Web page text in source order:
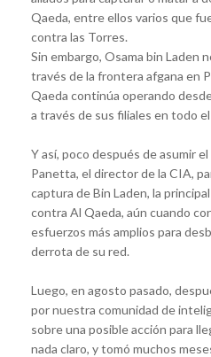
Qaeda, entre ellos varios que
contra las Torres.
Sin embargo, Osama bin Laden
través de la frontera afgana en
Qaeda continúa operando
a través de sus filiales en todo
Y así, poco después de asumir
Panetta, el director de la CIA,
captura de Bin Laden, la
contra Al Qaeda, aún cuando
esfuerzos más amplios para
derrota de su red.
Luego, en agosto pasado,
por nuestra comunidad de
sobre una posible acción para
nada claro, y tomó muchos